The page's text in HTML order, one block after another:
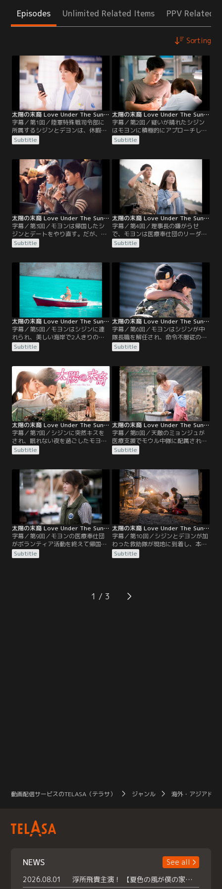
Episodes Unlimited Related Items PPV Related
Sorting
太陽の末裔 Love Under The Sun 第01話／字幕
字幕／第1回／陸軍特殊戦司令部に
所属するシジンとデヨンは、休暇中
に窃盗犯のギボムに遭遇。逃げる彼
を捕らえるが、ケガをさせてしまっ
車に乗せる。その後、デヨンの携帯
電話がギボムに盗まれたことに気づ
いた2人は、彼を追って病院へ。そ
こで、シジンは医師のモヨンに心を
奪われるが、ギボムを暴行した犯人
と疑われてしまう。
Subtitle
太陽の末裔 Love Under The Sun 第02話／字幕
字幕／第2回／疑いが晴れたシジン
はモヨンに積極的にアプローチし、
自分のケガの治療をしてもらうこと
に。一方、モヨンもそんなシジンの
間に急な手術が入ってしまい、シジ
ンとはすれ違いになってしまう。そ
こで、彼に電話してみたモヨン。
「これからデートしよう」と誘わ
れ、病院で待ち合わせるが…。
Subtitle
太陽の末裔 Love Under The Sun 第03話／字幕
字幕／第3回／モヨンは帰国したシ
ジンとデートをやり直す。だが、再
び理由も教えてもらえないまま置い
ていかれることに。結局、シジンを
は、自ら短い恋に終止符を打ったの
だった。それから8カ月。モヨンは
代理出演がきっかけで、テレビで看
板番組を持つほどの人気ドクターに
なっていた。
Subtitle
太陽の末裔 Love Under The Sun 第04話／字幕
字幕／第4回／理事長の嫌がらせ
で、モヨンは医療奉仕団のリーダー
としてウルクに派遣される。そし
て、現地のメディキューブ野戦病院
世話をしてくれるモウル中隊の中隊
長は、なんとシジンだった。モヨン
は思いがけない再会に気まずくなっ
てしまうが、彼から「また会えてう
れしい」と言われ、心が揺れてしま
う。
Subtitle
太陽の末裔 Love Under The Sun 第05話／字幕
字幕／第5回／モヨンはシジンに連
れられ、美しい海岸で2人きりのと
きを過ごすが、彼にそっけない態度
を取ってしまう。その後、メディキ
ラブ連盟の議長が運ばれてくる。モ
ヨンは一刻も早く手術が必要だと訴
えるが、アラブ連盟の警護隊は「許
可できない」と突っぱね、シジンは
軍から介入しないよう指示される。
Subtitle
太陽の末裔 Love Under The Sun 第06話／字幕
字幕／第6回／モヨンはシジンが中
隊長職を解任され、命令不服従の罪
で拘留されたことに責任を感じる。
そして、密かにシジンの面会に行
ジンはいつものように冗談を言って
モヨンを励ます。一方、帰国を命じ
られたデヨンは、彼を追いかけてウ
ルクに赴任してきたミョンジュと空
港で鉢合わせする。
Subtitle
太陽の末裔 Love Under The Sun 第07話／字幕
字幕／第7回／シジンに突然キスを
され、眠れない夜を過ごしたモヨ
ン。翌朝、ひょんなことからシジン
と一緒に出かけることになった彼女
打ち明ける。その帰り、シジンがか
つての戦友、アーガスと思いがけな
い再会を果たした頃、モヨンは車を
借りて1人で家路につく。だが、彼
女は運転を誤り崖下に転落する危機
に直面してしまう。
Subtitle
太陽の末裔 Love Under The Sun 第08話／字幕
字幕／第8回／天敵のミョンジュが
医療支援でモウル中隊に配属され、
モヨンはいら立ちを隠せない。しか
も、シジンが明日帰国すると後から
シジンからあの日のキスを謝るべき
かどうか聞かれたモヨン。「謝っ
て」と答えてしまった翌朝、シジン
がすでに発ったことを知り、自分の
意気地のなさを悔やむのだった。
Subtitle
太陽の末裔 Love Under The Sun 第09話／字幕
字幕／第9回／モヨンの医療奉仕団
がボランティア活動を終えて帰国す
る日がやってきた。ところが当日、
巨大地震がウルクを襲う。ちょうど
に、発電所が倒壊したという連絡が
入り、モウル中隊と医療チームは急
Subtitle
太陽の末裔 Love Under The Sun 第10話／字幕
字幕／第10回／シジンとデヨンが加
わった救助隊が現地に到着し、本格
的な救助活動がスタート。ダニエル
とイェファも市内から駆け付け、メ
の中に閉じ込められたコ班長とバユ
を発見。どちらか1人を救えば一方
Subtitle
1
動画配信サービスのTELASA（テラサ） ジャンル 海外・アジアドラ
NEWS
See all
2026.08.01
浮所飛貴主演！ 【夏色の風が僕の家にやってきた】 本日よりテラサで独占配信スタート！